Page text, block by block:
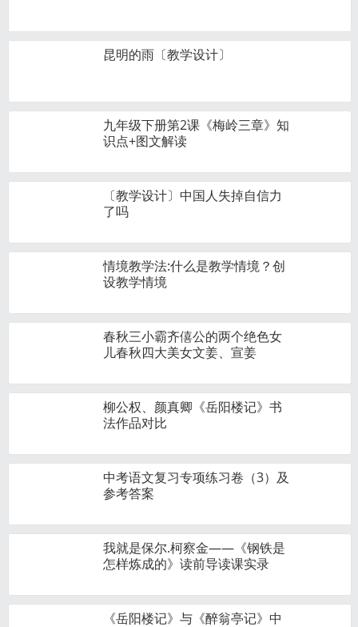
昆明的雨〔教学设计〕
九年级下册第2课《梅岭三章》知
识点+图文解读
〔教学设计〕中国人失掉自信力
了吗
情境教学法:什么是教学情境？创
设教学情境
春秋三小霸齐僖公的两个绝色女
儿春秋四大美女文姜、宣姜
柳公权、颜真卿《岳阳楼记》书
法作品对比
中考语文复习专项练习卷（3）及
参考答案
我就是保尔.柯察金——《钢铁是
怎样炼成的》读前导读课实录
《岳阳楼记》与《醉翁亭记》中